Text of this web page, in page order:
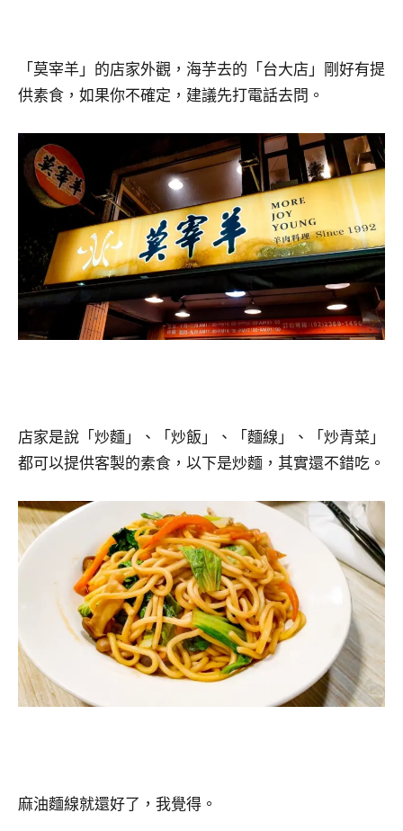
「莫宰羊」的店家外觀，海芋去的「台大店」剛好有提
供素食，如果你不確定，建議先打電話去問。
店家是說「炒麵」、「炒飯」、「麵線」、「炒青菜」
都可以提供客製的素食，以下是炒麵，其實還不錯吃。
麻油麵線就還好了，我覺得。